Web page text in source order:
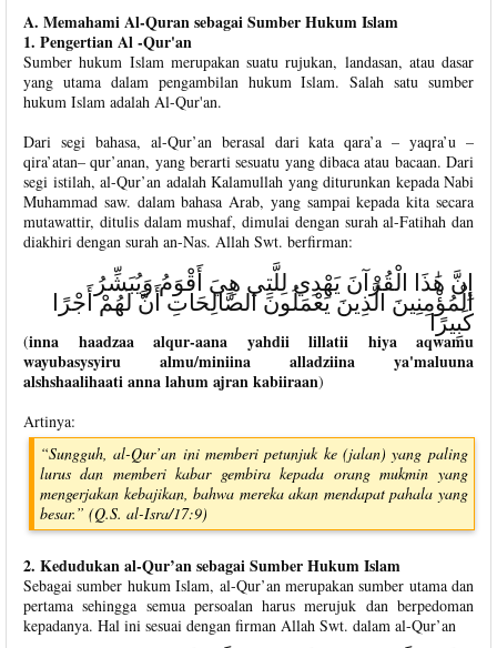
A. Memahami Al-Quran sebagai Sumber Hukum Islam
1. Pengertian Al -Qur'an
Sumber hukum Islam merupakan suatu rujukan, landasan, atau dasar
yang utama dalam pengambilan hukum Islam. Salah satu sumber
hukum Islam adalah Al-Qur'an.
Dari segi bahasa, al-Qur’an berasal dari kata qara’a – yaqra’u –
qira’atan– qur’anan, yang berarti sesuatu yang dibaca atau bacaan. Dari
segi istilah, al-Qur’an adalah Kalamullah yang diturunkan kepada Nabi
Muhammad saw. dalam bahasa Arab, yang sampai kepada kita secara
mutawattir, ditulis dalam mushaf, dimulai dengan surah al-Fatihah dan
diakhiri dengan surah an-Nas. Allah Swt. berfirman:
إِنَّ هَٰذَا الْقُرْآنَ يَهْدِي لِلَّتِي هِيَ أَقْوَمُ وَيُبَشِّرُ
الْمُؤْمِنِينَ الَّذِينَ يَعْمَلُونَ الصَّالِحَاتِ أَنَّ لَهُمْ أَجْرًا
كَبِيرًا
(inna haadzaa alqur-aana yahdii lillatii hiya aqwamu
wayubasysyiru almu/miniina alladziina ya'maluuna
alshshaalihaati anna lahum ajran kabiiraan)
Artinya:
“Sungguh, al-Qur’an ini memberi petunjuk ke (jalan) yang paling
lurus dan memberi kabar gembira kepada orang mukmin yang
mengerjakan kebajikan, bahwa mereka akan mendapat pahala yang
besar.” (Q.S. al-Isra/17:9)
2. Kedudukan al-Qur’an sebagai Sumber Hukum Islam
Sebagai sumber hukum Islam, al-Qur’an merupakan sumber utama dan
pertama sehingga semua persoalan harus merujuk dan berpedoman
kepadanya. Hal ini sesuai dengan firman Allah Swt. dalam al-Qur’an